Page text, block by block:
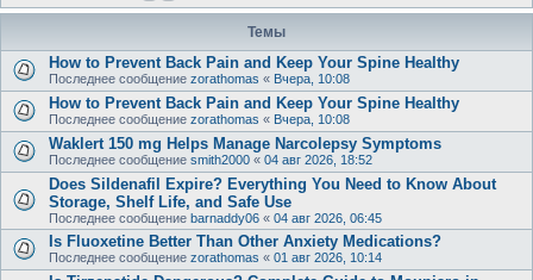
Темы
How to Prevent Back Pain and Keep Your Spine Healthy
Последнее сообщение zorathomas « Вчера, 10:08
How to Prevent Back Pain and Keep Your Spine Healthy
Последнее сообщение zorathomas « Вчера, 10:08
Waklert 150 mg Helps Manage Narcolepsy Symptoms
Последнее сообщение smith2000 « 04 авг 2026, 18:52
Does Sildenafil Expire? Everything You Need to Know About
Storage, Shelf Life, and Safe Use
Последнее сообщение barnaddy06 « 04 авг 2026, 06:45
Is Fluoxetine Better Than Other Anxiety Medications?
Последнее сообщение zorathomas « 01 авг 2026, 10:14